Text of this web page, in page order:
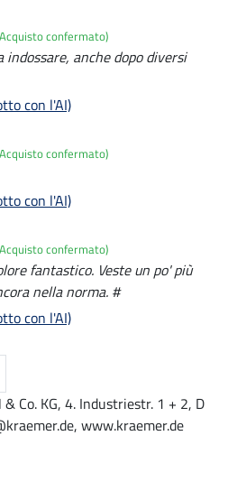
confermato)
anche dopo diversi
con l'AI)
confermato)
con l'AI)
confermato)
fantastico. Veste un po' più
nella norma. #
con l'AI)
Co. KG, 4. Industriestr. 1 + 2, D
www.kraemer.de